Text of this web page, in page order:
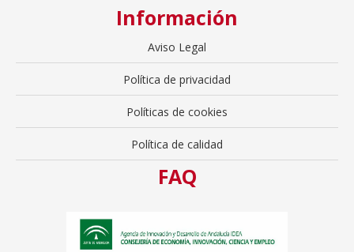
Información
Aviso Legal
Política de privacidad
Políticas de cookies
Política de calidad
FAQ